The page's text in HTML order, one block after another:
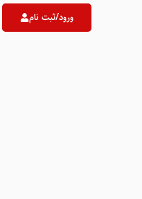
ورود/ثبت نام